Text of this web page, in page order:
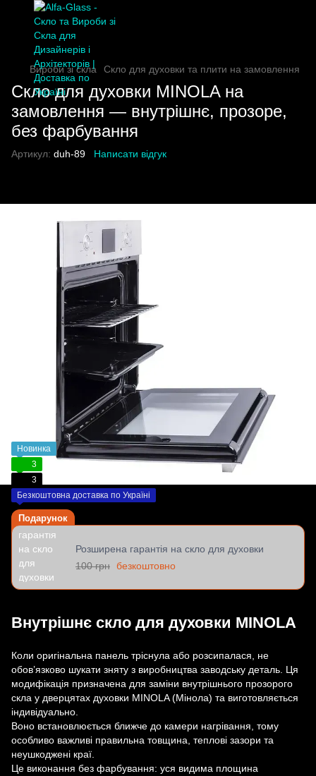
Вироби зі скла Скло для духовки та плити на замовлення
Скло для духовки MINOLA на
замовлення — внутрішнє, прозоре,
без фарбування
Артикул: duh-89 Написати відгук
Новинка
3
3
Безкоштовна доставка по Україні
Подарунок
Розширена гарантія на скло для духовки
100 грн безкоштовно
Внутрішнє скло для духовки MINOLA
Коли оригінальна панель тріснула або розсипалася, не
обов’язково шукати зняту з виробництва заводську деталь. Ця
модифікація призначена для заміни внутрішнього прозорого
скла у дверцятах духовки MINOLA (Мінола) та виготовляється
індивідуально.
Воно встановлюється ближче до камери нагрівання, тому
особливо важливі правильна товщина, теплові зазори та
неушкоджені краї.
Це виконання без фарбування: уся видима площина